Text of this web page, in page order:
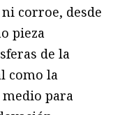
corroe, desde
pieza
de la
como la
para